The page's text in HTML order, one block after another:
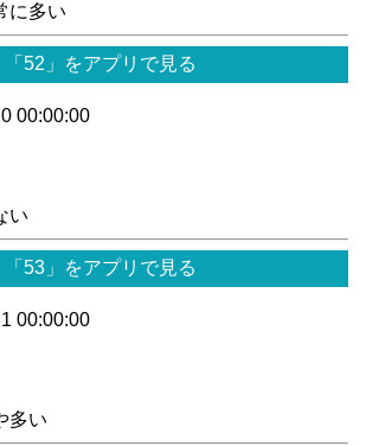
に多い
「52」をアプリで見る
00:00:00
い
「53」をアプリで見る
00:00:00
多い